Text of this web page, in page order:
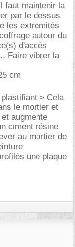
faut maintenir la
par le dessus
les extrémités
autour du
d'accès
Faire vibrer la
cm
> Cela
le mortier et
augmente
ciment résine
au mortier de
une plaque